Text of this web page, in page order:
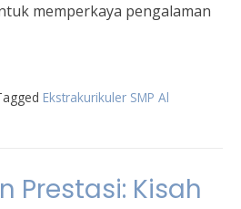
memperkaya pengalaman
Ekstrakurikuler SMP Al
Prestasi: Kisah